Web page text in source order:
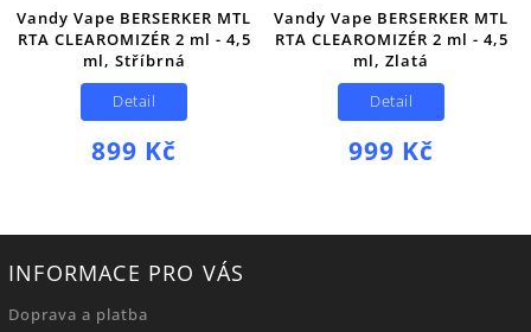
Vandy Vape BERSERKER MTL
RTA CLEAROMIZÉR 2 ml - 4,5
ml, Stříbrná
899 Kč
Detail
Vandy Vape BERSERKER MTL
RTA CLEAROMIZÉR 2 ml - 4,5
ml, Zlatá
999 Kč
Detail
INFORMACE PRO VÁS
Doprava a platba